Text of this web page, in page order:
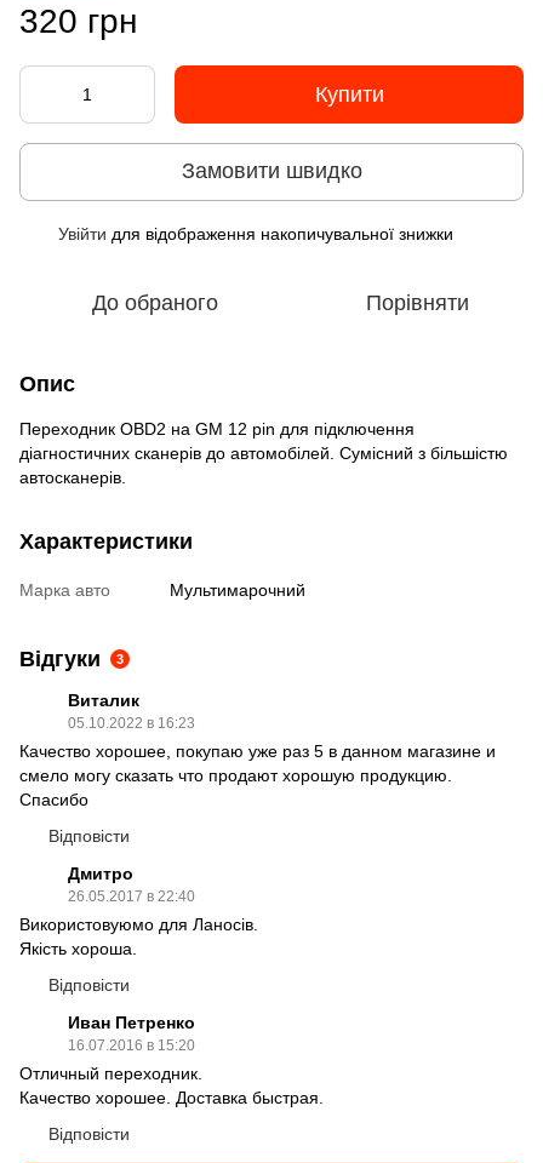
320 грн
Купити
Замовити швидко
Увійти для відображення накопичувальної знижки
До обраного Порівняти
Опис
Переходник OBD2 на GM 12 pin для підключення
діагностичних сканерів до автомобілей. Сумісний з більшістю
автосканерів.
Характеристики
Марка авто Мультимарочний
Відгуки 3
Виталик
05.10.2022 в 16:23
Качество хорошее, покупаю уже раз 5 в данном магазине и
смело могу сказать что продают хорошую продукцию.
Спасибо
Відповісти
Дмитро
26.05.2017 в 22:40
Використовуюмо для Ланосів.
Якість хороша.
Відповісти
Иван Петренко
16.07.2016 в 15:20
Отличный переходник.
Качество хорошее. Доставка быстрая.
Відповісти